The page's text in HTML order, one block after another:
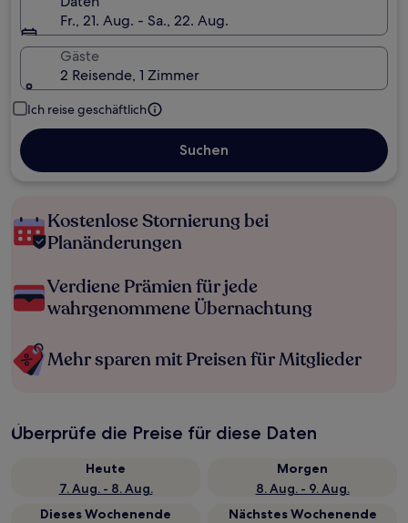
Fr., 21. Aug. - Sa., 22. Aug.
Gäste
2 Reisende, 1 Zimmer
Ich reise geschäftlich
Suchen
Kostenlose Stornierung bei
Planänderungen
Verdiene Prämien für jede
wahrgenommene Übernachtung
Mehr sparen mit Preisen für Mitglieder
Überprüfe die Preise für diese Daten
Heute
7. Aug. - 8. Aug.
Morgen
8. Aug. - 9. Aug.
Dieses Wochenende
Nächstes Wochenende